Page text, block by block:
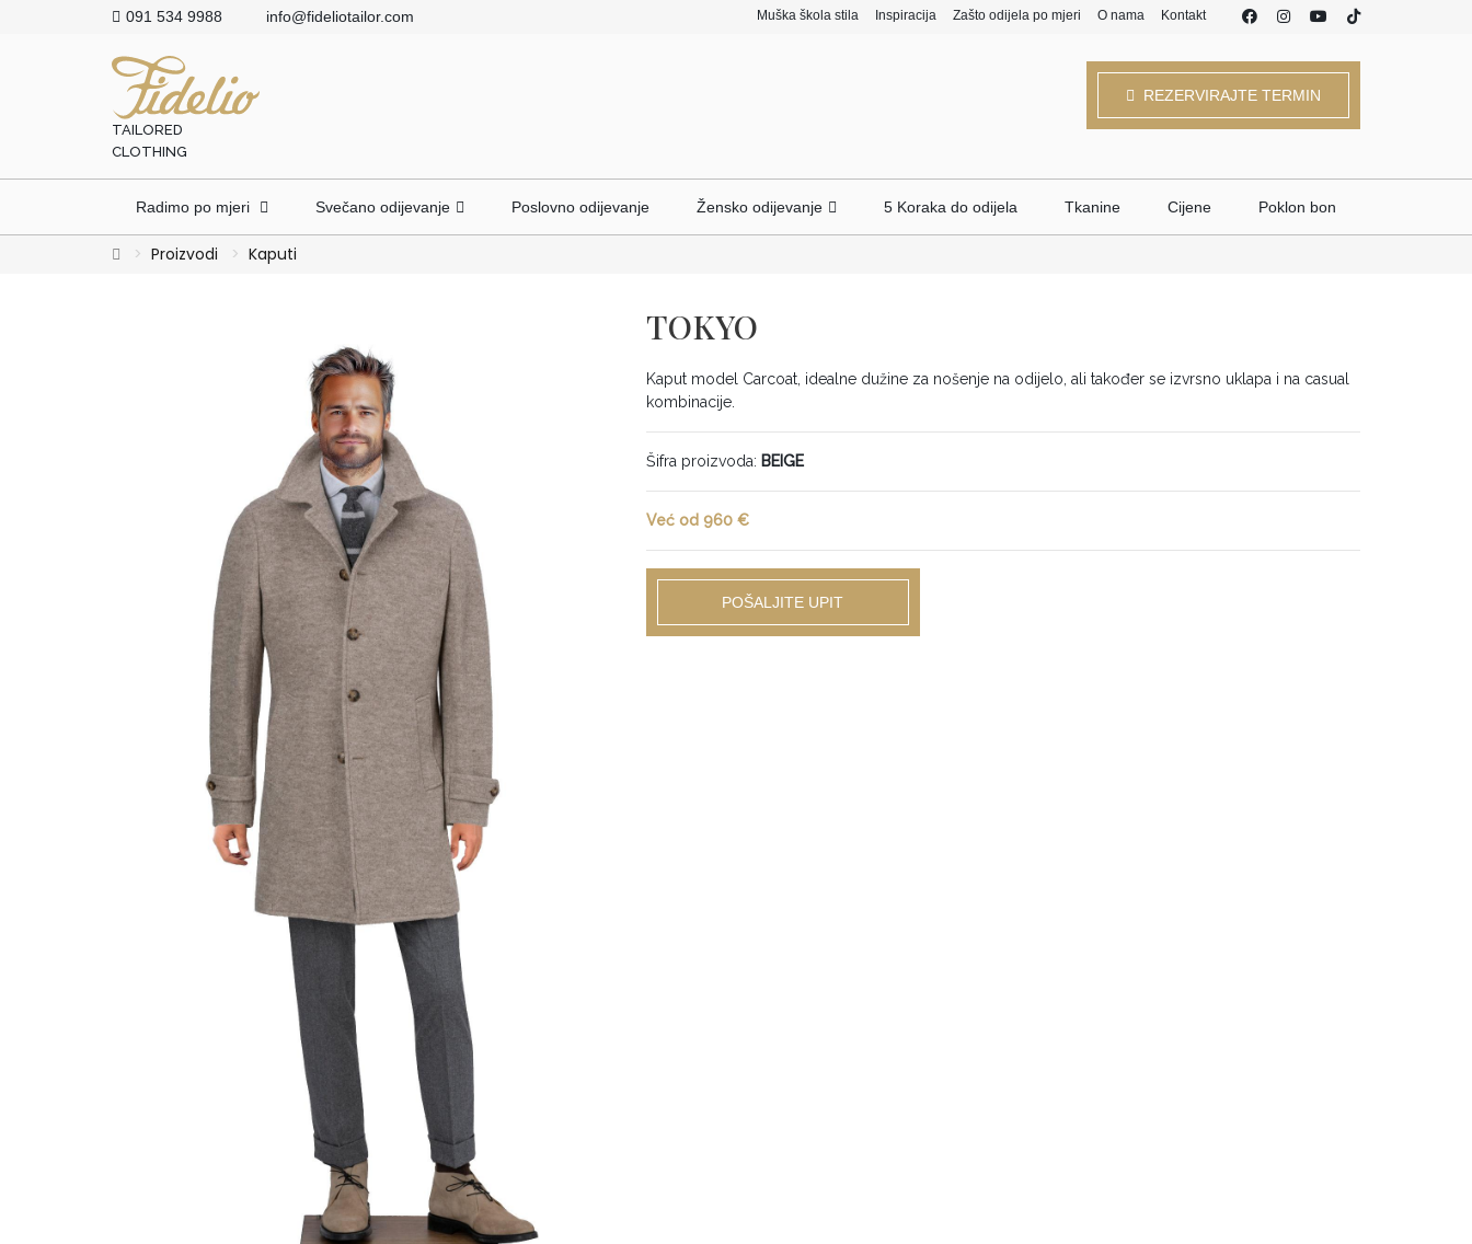
091 534 9988 info@fideliotailor.com Muška škola stila Inspiracija Zašto odijela po mjeri O nama Kontakt
TAILORED
CLOTHING
REZERVIRAJTE TERMIN
Radimo po mjeri Svečano odijevanje Poslovno odijevanje Žensko odijevanje 5 Koraka do odijela Tkanine Cijene Poklon bon
Proizvodi Kaputi
TOKYO
Kaput model Carcoat, idealne dužine za nošenje na odijelo, ali također se izvrsno uklapa i na casual
kombinacije.
Šifra proizvoda: BEIGE
Već od 960 €
POŠALJITE UPIT